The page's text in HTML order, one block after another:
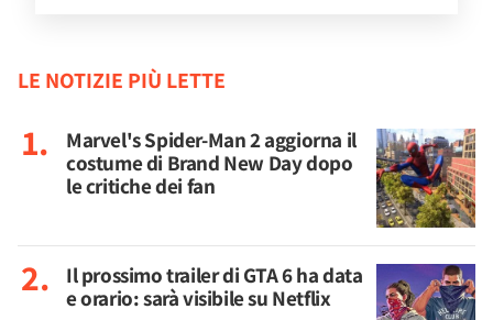
LE NOTIZIE PIÙ LETTE
Marvel's Spider-Man 2 aggiorna il
costume di Brand New Day dopo
le critiche dei fan
Il prossimo trailer di GTA 6 ha data
e orario: sarà visibile su Netflix